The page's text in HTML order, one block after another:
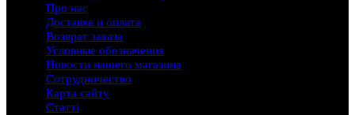
Про нас
Доставка и оплата
Возврат заказа
Условные обозначения
Новости нашего магазина
Сотрудничество
Карта сайту
Статті